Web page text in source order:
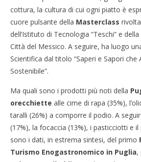
cottura, la cultura di cui ogni piatto è
cuore pulsante della Masterclass
dell’Istituto di Tecnologia “Teschi” e della
Città del Messico. A seguire, ha luogo
Scientifica dal titolo “Saperi e Sapori
Sostenibile”.
Ma quali sono i prodotti più noti della
orecchiettealle cime di rapa (35%),
taralli (26%) a comporre il podio. A
(17%), la focaccia (13%), i pasticciotti e il
sono i dati, in estrema sintesi, del primo
Turismo Enogastronomico in Puglia,